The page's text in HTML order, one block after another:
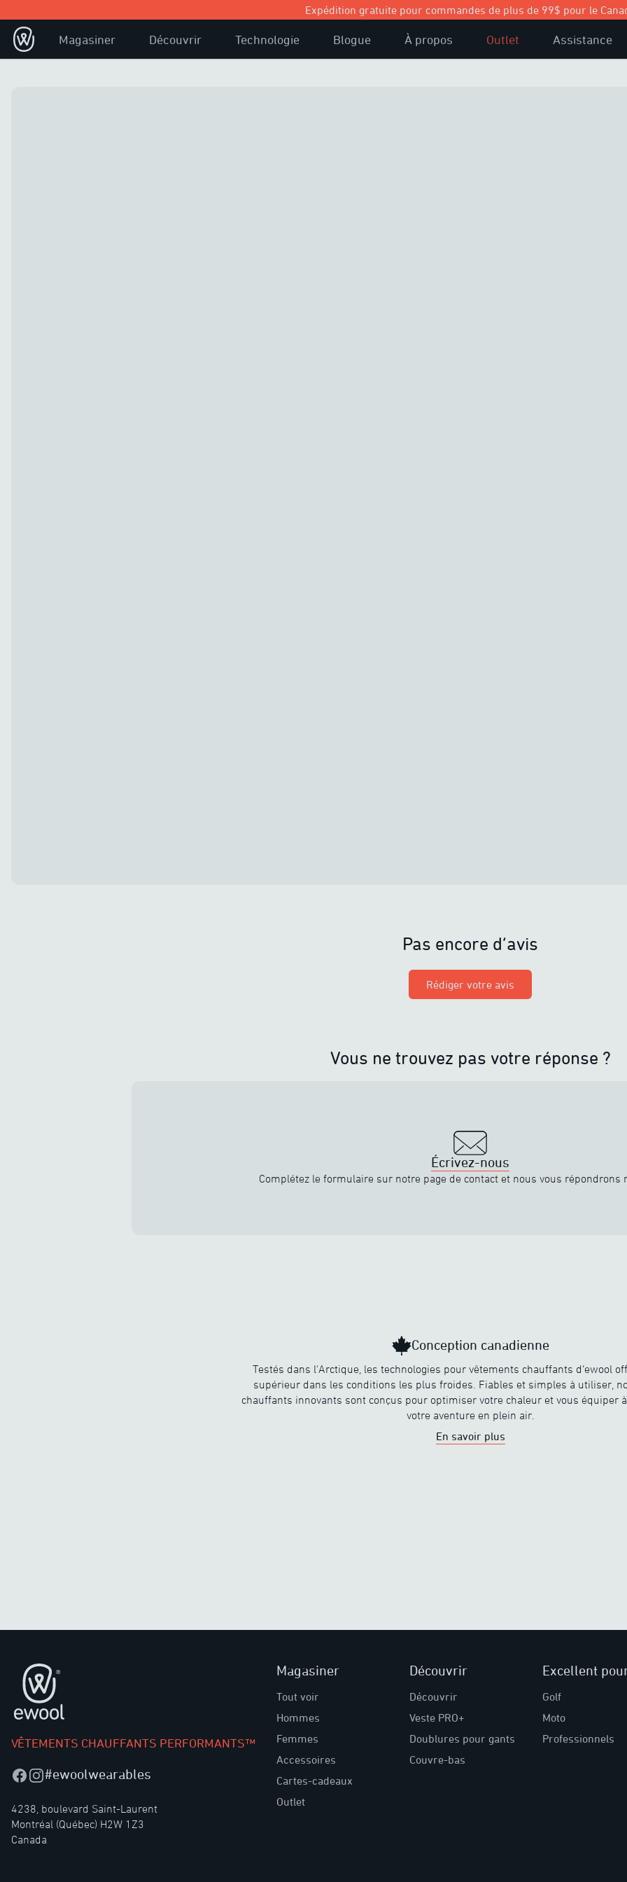
Expédition gratuite pour commandes de plus de 99$ pour le
Magasiner Découvrir Technologie Blogue À propos Outlet Assistance
Pas encore d’avis
Rédiger votre avis
Vous ne trouvez pas votre réponse ?
Écrivez-nous
Complétez le formulaire sur notre page de contact et nous vous répondrons
Conception canadienne
Testés dans l'Arctique, les technologies pour vêtements chauffants d’ewool
supérieur dans les conditions les plus froides. Fiables et simples à utiliser,
chauffants innovants sont conçus pour optimiser votre chaleur et vous équiper
votre aventure en plein air.
En savoir plus
Pied de page
VÊTEMENTS CHAUFFANTS PERFORMANTS™
Facebook
Instagram
#ewoolwearables
4238, boulevard Saint-Laurent
Montréal (Québec) H2W 1Z3
Canada
Magasiner
Tout voir
Hommes
Femmes
Accessoires
Cartes-cadeaux
Outlet
Découvrir
Découvrir
Veste PRO+
Doublures pour gants
Couvre-bas
Excellent
Golf
Moto
Professionnels